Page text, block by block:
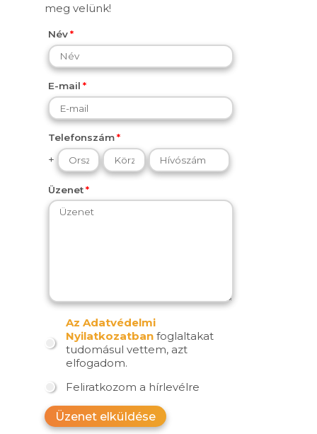
meg velünk!
Név
E-mail
Telefonszám
+
Üzenet
Az Adatvédelmi
Nyilatkozatban foglaltakat
tudomásul vettem, azt
elfogadom.
Feliratkozom a hírlevélre
Üzenet elküldése